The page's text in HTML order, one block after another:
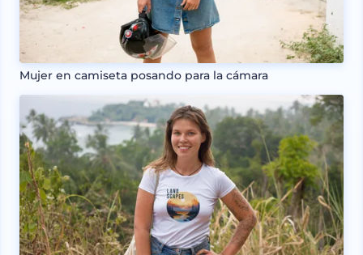
Mujer en camiseta posando para la cámara